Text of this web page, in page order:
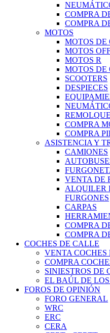
COMPRA
COMPRA
MOTOS
MOTOS DE
MOTOS
MOTOS R
MOTOS DE
SCOOTERS
DESPIECES
COMPRA
COMPRA
ASISTENCIA Y
CAMIONES
VENTA DE
ALQUILER
FURGONES
CARPAS
COMPRA
COMPRA
COCHES DE CALLE
VENTA COCHES
COMPRA
SINIESTROS DE
EL BAÚL DE
FOROS DE OPINIÓN
FORO GENERAL
WRC
ERC
CERA